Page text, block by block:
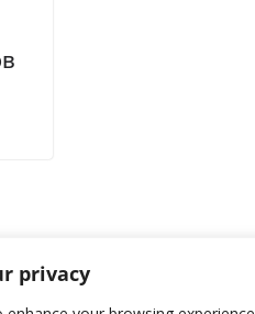
privacy